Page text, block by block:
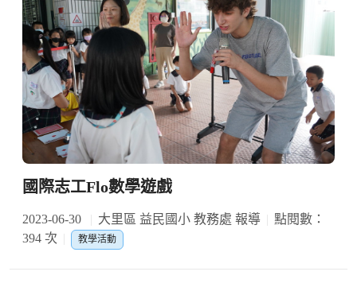
國際志工Flo數學遊戲
2023-06-30 大里區 益民國小 教務處 報導
點閱數：
394 次
教學活動